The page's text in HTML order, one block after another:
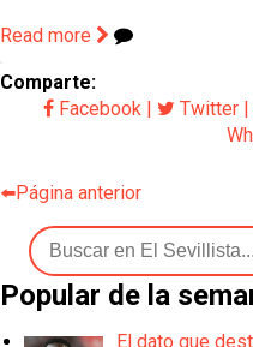
Read more
Comparte:
Facebook
Twitter
⬅️Página anterior
Popular de la
El dato que